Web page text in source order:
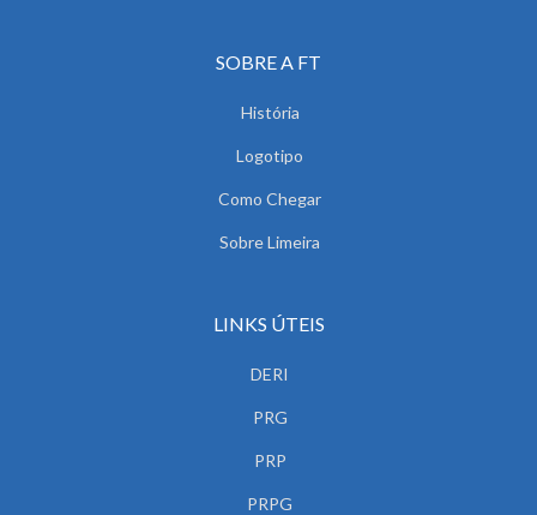
SOBRE A FT
História
Logotipo
Como Chegar
Sobre Limeira
LINKS ÚTEIS
DERI
PRG
PRP
PRPG